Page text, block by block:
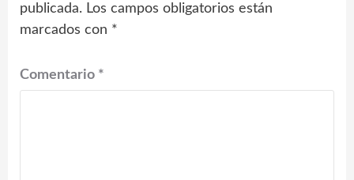
publicada. Los campos obligatorios están
marcados con *
Comentario *